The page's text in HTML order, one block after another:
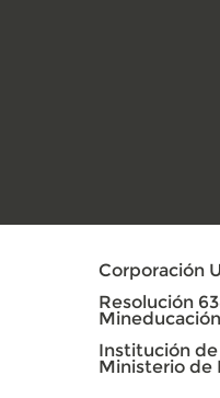
Corporación
Resolución
Institución de
Ministerio de